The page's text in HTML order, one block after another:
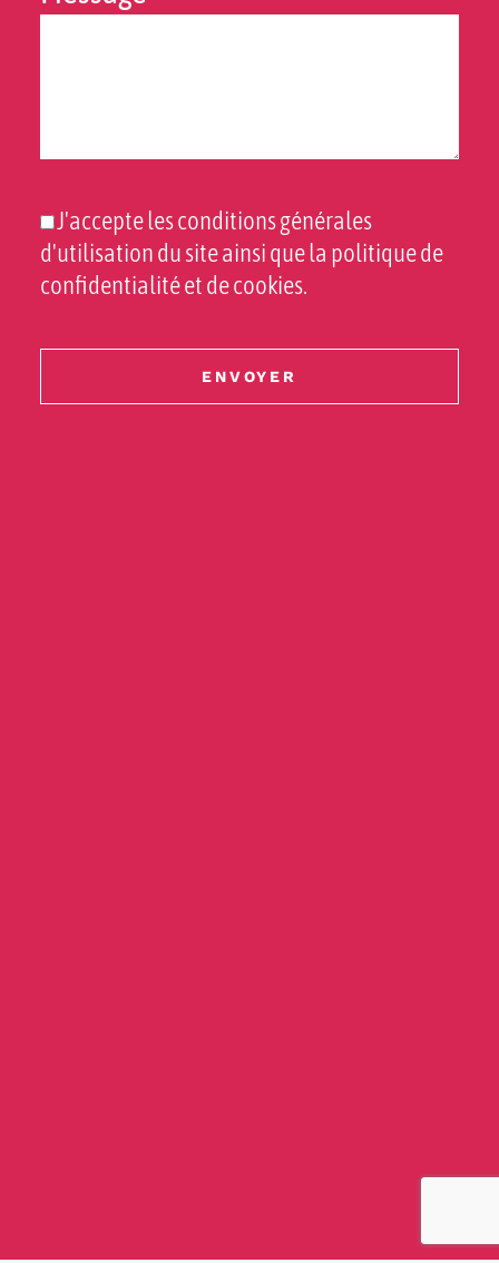
J'accepte les conditions générales
d'utilisation du site ainsi que la politique de
confidentialité et de cookies.
ENVOYER